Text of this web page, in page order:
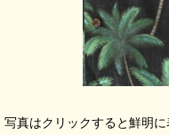
写真はクリックすると鮮明